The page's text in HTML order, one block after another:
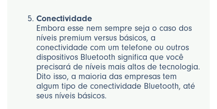
Conectividade
Embora esse nem sempre seja o caso dos
níveis premium versus básicos, a
conectividade com um telefone ou outros
dispositivos Bluetooth significa que você
precisará de níveis mais altos de tecnologia.
Dito isso, a maioria das empresas tem
algum tipo de conectividade Bluetooth, até
seus níveis básicos.